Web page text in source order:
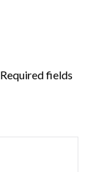
Required fields